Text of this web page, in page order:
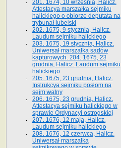
201. 1674, 10 września, Halicz.
Attestacya marszałka sejmiku
halickiego o obiorze deputata na
trybunał lubelski
202. 1675, 9 stycznia, Halicz.
Laudum sejmiku halickiego
203. 1675, 19 stycznia, Halicz.
Uniwersał marszałka sądów
kapturowych. 204. 1675, 23
grudnia, Halicz. Laudum sejmiku
halickiego
205. 1675, 23 grudnia, Halicz.
Instrukcya sejmiku posłom na
sejm walny
206. 1675, 23 grudnia, Halicz.
Attestacya sejmiku halickiego w
sprawie Ordynacyi ostrogskiej
207. 1676, 12 maja, Halicz.
Laudum sejmiku halickiego
208. 1676, 12 czerwca, Halicz.
Uniwersał marszałka